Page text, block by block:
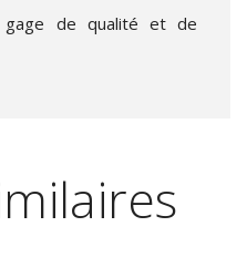
gage de qualité et de